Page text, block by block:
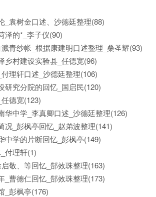
_袁树金口述、沙徳廷整理(88)
泽的*_李子仪(90)
青纱帐_根据康建明口述整理_桑圣耀(93)
乡村建设实验县_任德宽(96)
理轩口述_沙德廷整理(106)
研究分院的回忆_国启民(120)
德宽(123)
华中学_李真卿口述_沙德廷整理(126)
况_彭枫亭回忆_赵弟波整理(141)
中学的片断回忆_彭枫亭(149)
付理轩(1)
敬、等回忆_郜效珠整理(163)
_曹德仁回忆_郜效珠整理(173)
_彭枫亭(176)